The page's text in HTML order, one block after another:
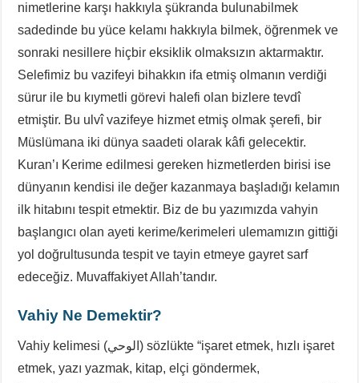
nimetlerine karşı hakkıyla şükranda bulunabilmek
sadedinde bu yüce kelamı hakkıyla bilmek, öğrenmek ve
sonraki nesillere hiçbir eksiklik olmaksızın aktarmaktır.
Selefimiz bu vazifeyi bihakkın ifa etmiş olmanın verdiği
sürur ile bu kıymetli görevi halefi olan bizlere tevdî
etmiştir. Bu ulvî vazifeye hizmet etmiş olmak şerefi, bir
Müslümana iki dünya saadeti olarak kâfi gelecektir.
Kuran’ı Kerime edilmesi gereken hizmetlerden birisi ise
dünyanın kendisi ile değer kazanmaya başladığı kelamın
ilk hitabını tespit etmektir. Biz de bu yazımızda vahyin
başlangıcı olan ayeti kerime/kerimeleri ulemamızın gittiği
yol doğrultusunda tespit ve tayin etmeye gayret sarf
edeceğiz. Muvaffakiyet Allah’tandır.
Vahiy Ne Demektir?
Vahiy kelimesi (الوحي) sözlükte “işaret etmek, hızlı işaret
etmek, yazı yazmak, kitap, elçi göndermek,